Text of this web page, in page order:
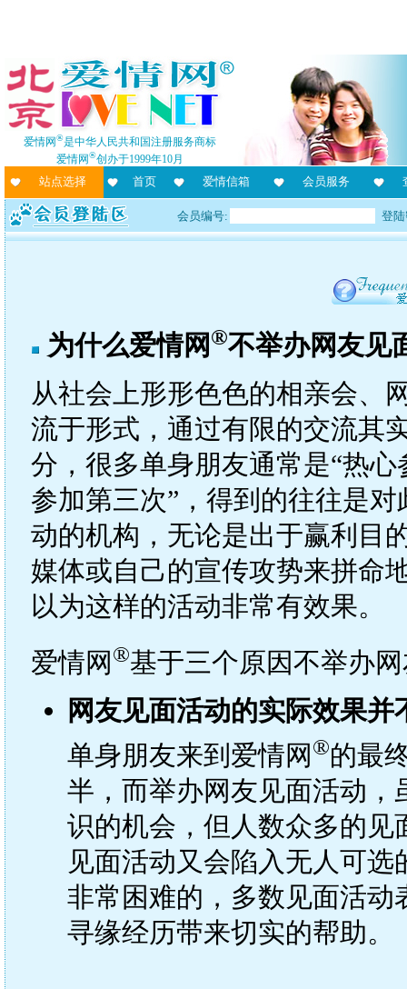
爱情网®是中华人民共和国注册服务商标
爱情网®创办于1999年10月
站点选择 首页 爱情信箱 会员服务
会员编号: 登
为什么爱情网 ®不举办网友见
从社会上形形色色的相亲会、
流于形式，通过有限的交流其
分，很多单身朋友通常是“热
参加第三次”，得到的往往是
动的机构，无论是出于赢利目
媒体或自己的宣传攻势来拼命
以为这样的活动非常有效果。
爱情网 ®基于三个原因不举办
网友见面活动的实际效果并
单身朋友来到爱情网 ®的最
半，而举办网友见面活动
识的机会，但人数众多的
见面活动又会陷入无人可
非常困难的，多数见面活
寻缘经历带来切实的帮助。